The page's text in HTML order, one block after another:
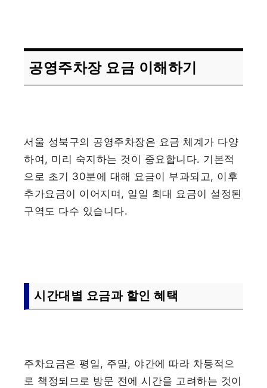
공영주차장 요금 이해하기
서울 성북구의 공영주차장은 요금 체계가 다양
하여, 미리 숙지하는 것이 중요합니다. 기본적
으로 초기 30분에 대해 요금이 부과되고, 이후
추가요금이 이어지며, 일일 최대 요금이 설정된
구역도 다수 있습니다.
시간대별 요금과 할인 혜택
주차요금은 평일, 주말, 야간에 따라 차등적으
로 책정되므로 방문 전에 시간을 고려하는 것이